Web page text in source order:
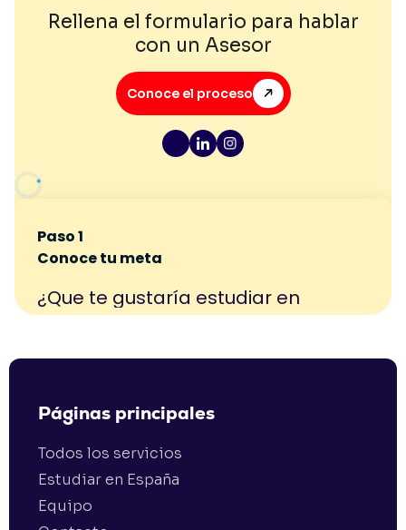
Rellena el formulario para hablar
con un Asesor
Conoce el proceso
Páginas principales
Todos los servicios
Estudiar en España
Equipo